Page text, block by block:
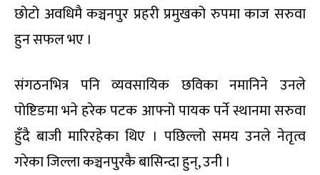
छोटो अवधिमै कञ्चनपुर प्रहरी प्रमुखको रुपमा काज सरुवा
हुन सफल भए ।
संगठनभित्र पनि व्यवसायिक छविका नमानिने उनले
पोष्टिङमा भने हरेक पटक आफ्नो पायक पर्ने स्थानमा सरुवा
हुँदै बाजी मारिरहेका थिए । पछिल्लो समय उनले नेतृत्व
गरेका जिल्ला कञ्चनपुरकै बासिन्दा हुन्, उनी ।